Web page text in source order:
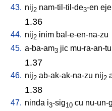
43. nij2 nam-til-til-de3-en
1.36
44. nij2 inim bal-e-en-na-zu
45. a-ba-am3 jic mu-ra-an-
1.37
46. nij2 ab-ak-ak-na-zu nij2
1.38
47. ninda i3-sig10 cu nu-un-